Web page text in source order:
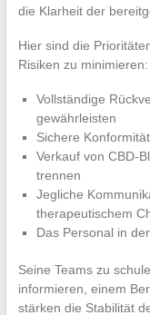
die Klarheit der
Hier sind die
Risiken zu minimieren:
Vollständige
gewährleisten
Sichere
Verkauf von CBD-
trennen
Jegliche
therapeutischem
Das Personal in
Seine Teams zu
informieren, einem
stärken die Stabilität